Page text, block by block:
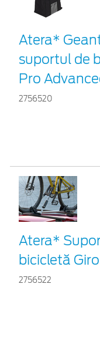
Atera*
suportul de
Pro
2756520
Atera*
bicicletă
2756522